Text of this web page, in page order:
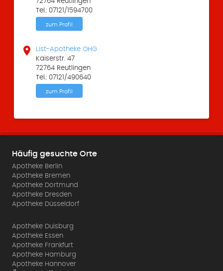
Tel.: 07121/1594700
zum Profil

List-Apotheke OHG
Kaiserstr. 47
72764 Reutlingen
Tel.: 07121/490640
zum Profil
Häufig gesuchte Orte
Apotheke Berlin
Apotheke Bremen
Apotheke Dortmund
Apotheke Dresden
Apotheke Düsseldorf
Apotheke Duisburg
Apotheke Essen
Apotheke Frankfurt
Apotheke Hamburg
Apotheke Hannover